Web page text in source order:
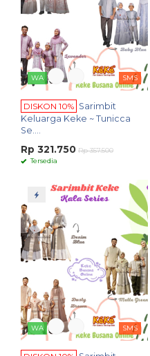
WA SMS
DISKON 10% Sarimbit
Keluarga Keke ~ Tunicca
Se....
Rp 321.750 Rp 357.500
Tersedia
WA SMS